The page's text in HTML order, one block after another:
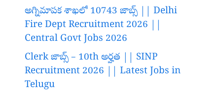
అగ్నిమాపక శాఖలో 10743 జాబ్స్ || Delhi
Fire Dept Recruitment 2026 ||
Central Govt Jobs 2026
Clerk జాబ్స్ – 10th అర్హత || SINP
Recruitment 2026 || Latest Jobs in
Telugu